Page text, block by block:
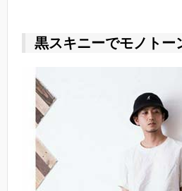
黒スキニーでモノトー